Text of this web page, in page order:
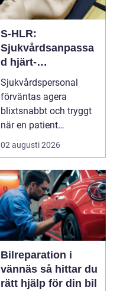
S-HLR:
Sjukvårdsanpassa
d hjärt-
lungräddning som
räddar liv
Sjukvårdspersonal
förväntas agera
blixtsnabbt och tryggt
när en patient
drabbas...
02 augusti 2026
Bilreparation i
vännäs så hittar du
rätt hjälp för din bil